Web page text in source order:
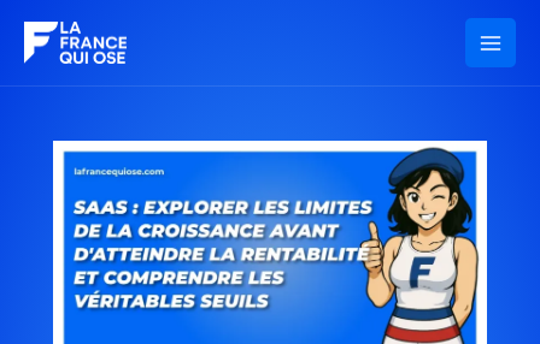
contenu